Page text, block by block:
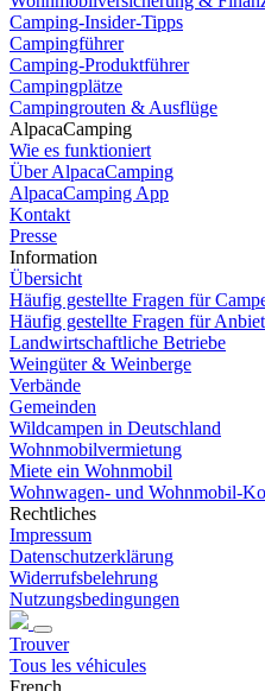
Camping-Insider-Tipps
Campingführer
Camping-Produktführer
Campingplätze
Campingrouten & Ausflüge
AlpacaCamping
Wie es funktioniert
Über AlpacaCamping
AlpacaCamping App
Kontakt
Presse
Information
Übersicht
Häufig gestellte Fragen für
Häufig gestellte Fragen für
Landwirtschaftliche Betriebe
Weingüter & Weinberge
Verbände
Gemeinden
Wildcampen in Deutschland
Wohnmobilvermietung
Miete ein Wohnmobil
Wohnwagen- und Wohnmobil-
Rechtliches
Impressum
Datenschutzerklärung
Widerrufsbelehrung
Nutzungsbedingungen
Trouver
Tous les véhicules
French